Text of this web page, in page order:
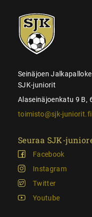
SJK-
juniorit
Seinäjoen
SJK-juniorit
Alaseinäjoenkatu 9 B,
toimisto@sjk-juniorit.fi
Seuraa SJK-
Facebook
Instagram
Twitter
Youtube